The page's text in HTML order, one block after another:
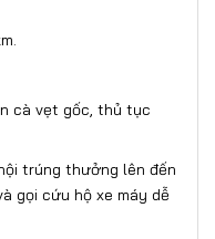
cà vẹt gốc, thủ tục
trúng thưởng lên đến
gọi cứu hộ xe máy dễ